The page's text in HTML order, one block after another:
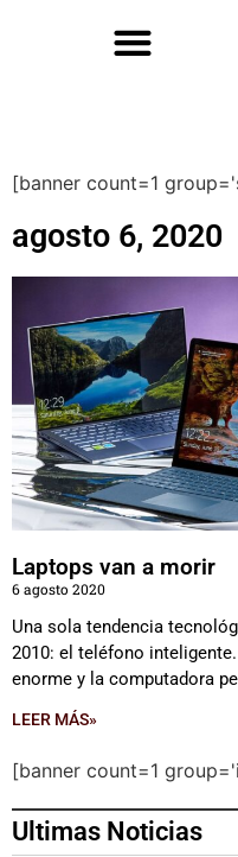
[banner count=1
agosto 6, 2020
Laptops van a morir
6 agosto 2020
Una sola tendencia
2010: el teléfono
enorme y la computadora
LEER MÁS»
[banner count=1
Ultimas Noticias